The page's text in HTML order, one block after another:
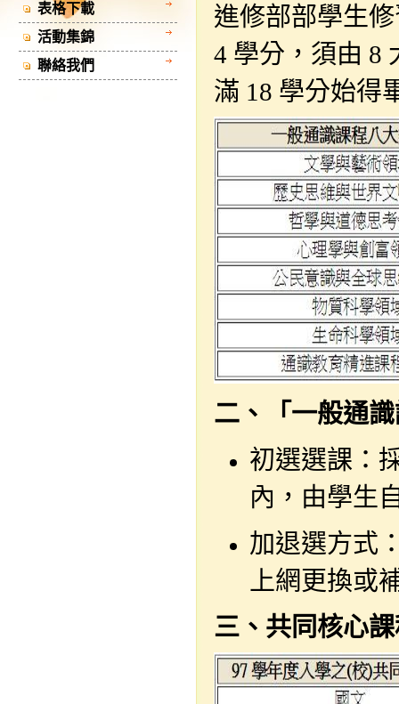
表格下載
活動集錦
聯絡我們
進修部部學生
4 學分，須由 8
滿 18 學分始得
二、「一般通
初選選課：
內，由學生
加退選方式
上網更換或
三 、 共同核心